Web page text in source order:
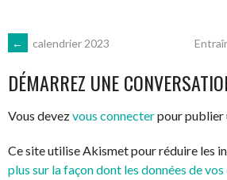
NAVIGATION
DES
ARTICLES
← calendrier 2023
DÉMARREZ UNE
Vous devezvous connecterpour publier
Ce site utilise Akismet pour réduire les
plus sur la façon dont les données de